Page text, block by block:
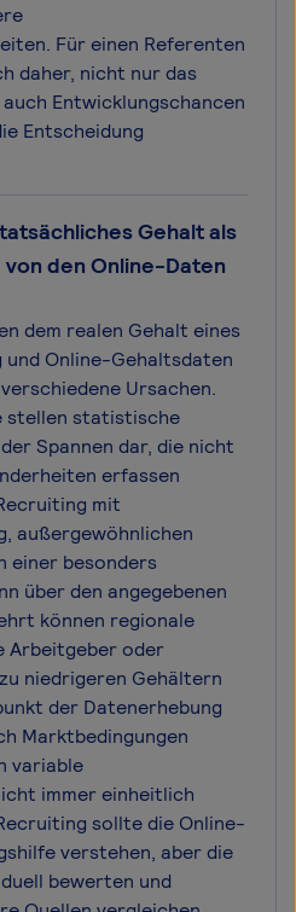
Für einen Referenten
daher, nicht nur das
Entwicklungschancen
Entscheidung
Gehalt als
den Online-Daten
dem realen Gehalt eines
Online-Gehaltsdaten
Ursachen.
stellen statistische
Spannen dar, die nicht
erfassen
mit
außergewöhnlichen
einer besonders
über den angegebenen
können regionale
Arbeitgeber oder
niedrigeren Gehältern
der Datenerhebung
Marktbedingungen
variable
immer einheitlich
sollte die Online-
verstehen, aber die
bewerten und